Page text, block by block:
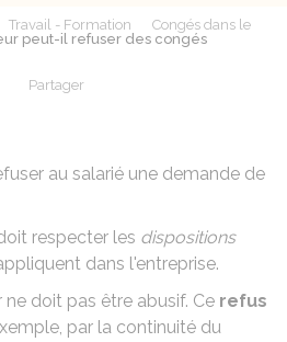
Travail - Formation
Congés dans le
peut-il refuser des congés
Partager
au salarié une demande de
respecter les dispositions
dans l'entreprise.
doit pas être abusif. Ce refus
par la continuité du